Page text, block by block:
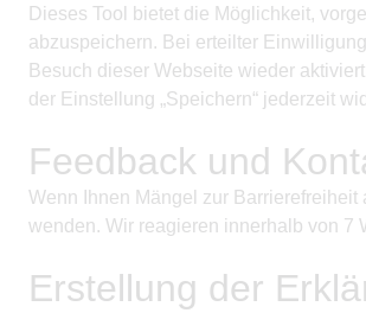
Dieses Tool bietet die Möglichkeit,
abzuspeichern. Bei erteilter
Besuch dieser Webseite wieder
der Einstellung „Speichern“ jederzeit
Feedback und
Wenn Ihnen Mängel zur
wenden. Wir reagieren innerhalb von 7
Erstellung der